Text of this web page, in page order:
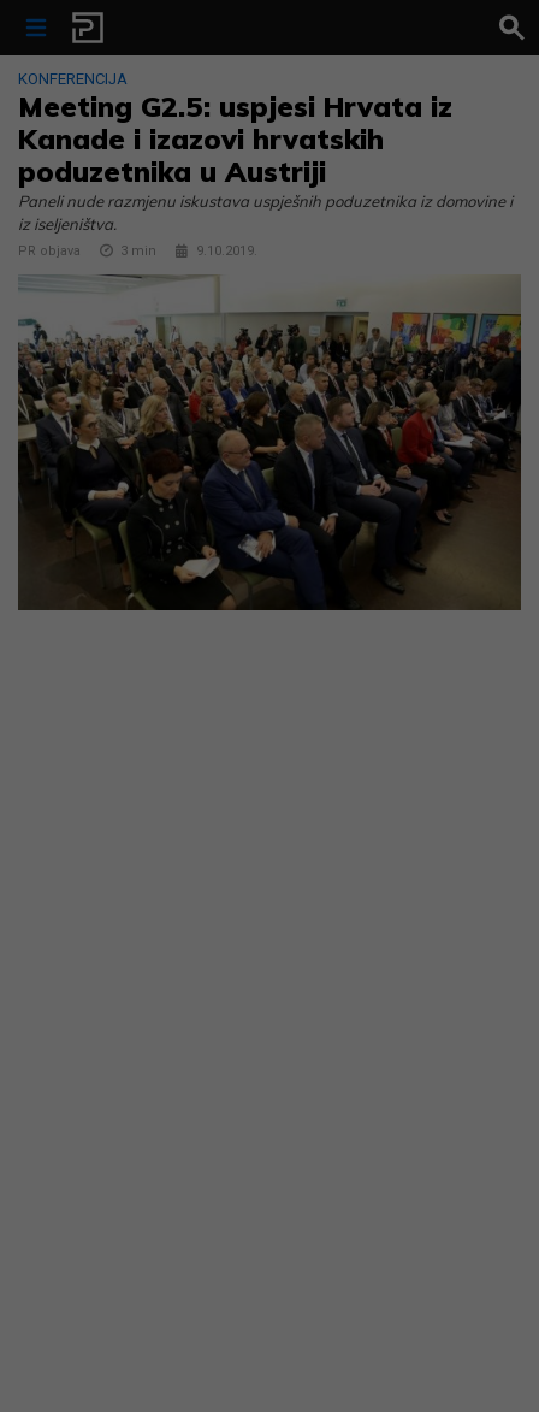
Skip to content
KONFERENCIJA
Meeting G2.5: uspjesi Hrvata iz
Kanade i izazovi hrvatskih
poduzetnika u Austriji
Paneli nude razmjenu iskustava uspješnih poduzetnika iz domovine i
iz iseljeništva.
PR objava 3 min 9.10.2019.